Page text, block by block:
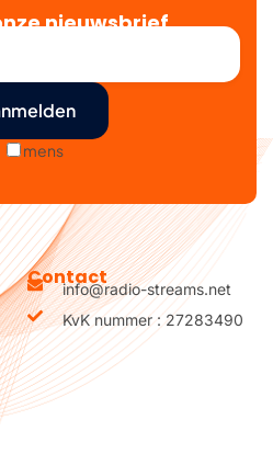
nieuwsbrief
mens
Contact
info@radio-streams.net
KvK nummer : 27283490